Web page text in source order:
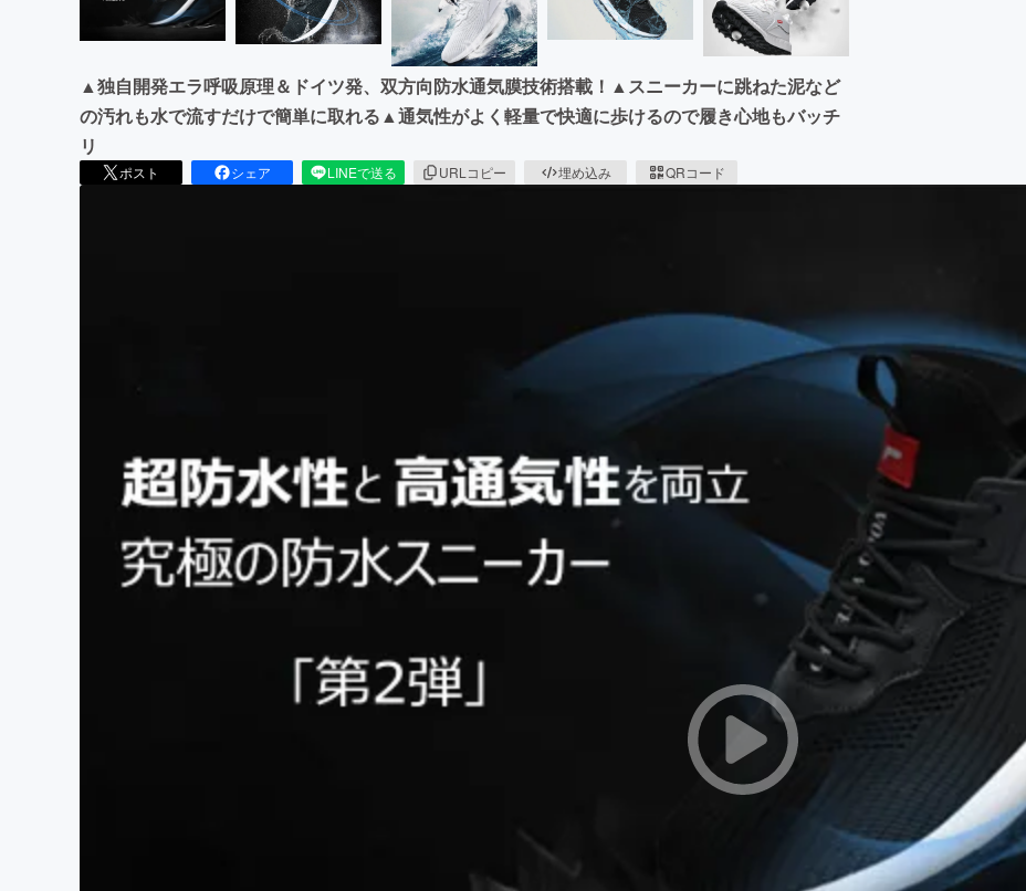
▲独自開発エラ呼吸原理＆ドイツ発、双方向防水通気膜技術搭載！▲スニーカーに跳ねた泥など
の汚れも水で流すだけで簡単に取れる▲通気性がよく軽量で快適に歩けるので履き心地もバッチ
リ
ポスト シェア LINEで送る URLコピー 埋め込み QRコード